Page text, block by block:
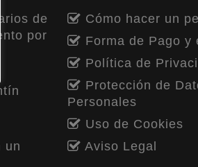
de
por
un
Cómo hacer un
Forma de Pago y
Política de
Protección de
Personales
Uso de Cookies
Aviso Legal